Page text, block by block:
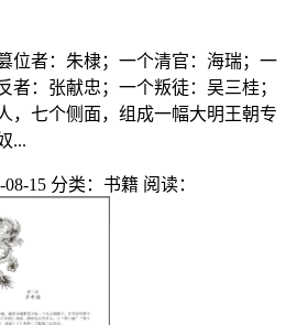
位者：朱棣；一个清官：海瑞；一
者：张献忠；一个叛徒：吴三桂；
，七个侧面，组成一幅大明王朝专
...
08-15 分类：书籍 阅读：